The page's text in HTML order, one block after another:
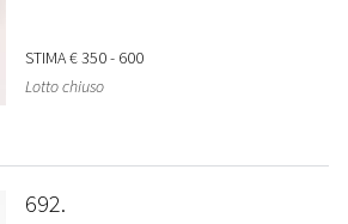
STIMA€ 350 - 600
Lotto chiuso
692